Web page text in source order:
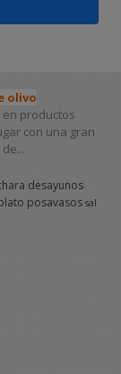
olivo
productos
con una gran
desayunos
posavasos sal